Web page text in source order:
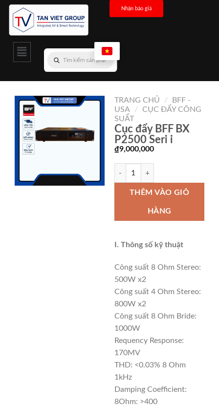
Nhận báo giá
TRANG CHỦ /
BFF -
USA
/
CỤC ĐẨY CÔNG
SUẤT
Cục đẩy BFF BX
P2500 Seri i
₫9,000,000
THÊM VÀO GIỎ
HÀNG
I. Thông số kỹ thuật
Công suất 8 Ohm Stereo:
500W x2
Công suất 4 Ohm Stereo:
800W x2
Công suất 8 Ohm Bride:
1000W
Requency Response:
170MV
THD: <0.03% 8 Ohm
1kHz
Damping Coefficient:
8Ohm: >400